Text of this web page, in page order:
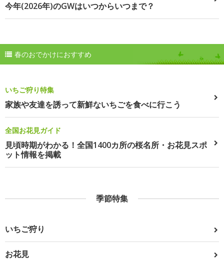
今年(2026年)のGWはいつからいつまで？
春のおでかけにおすすめ
いちご狩り特集
家族や友達を誘って新鮮ないちごを食べに行こう
全国お花見ガイド
見頃時期がわかる！全国1400カ所の桜名所・お花見スポ
ット情報を掲載
季節特集
いちご狩り
お花見